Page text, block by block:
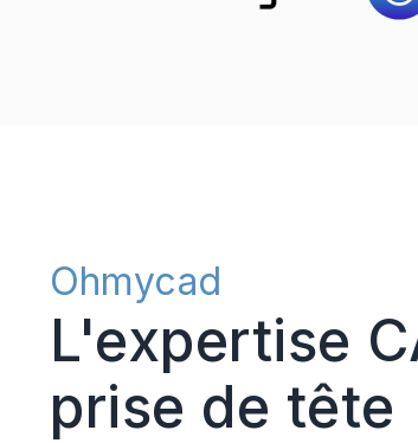
Ohmycad
L'expertise
prise de tête